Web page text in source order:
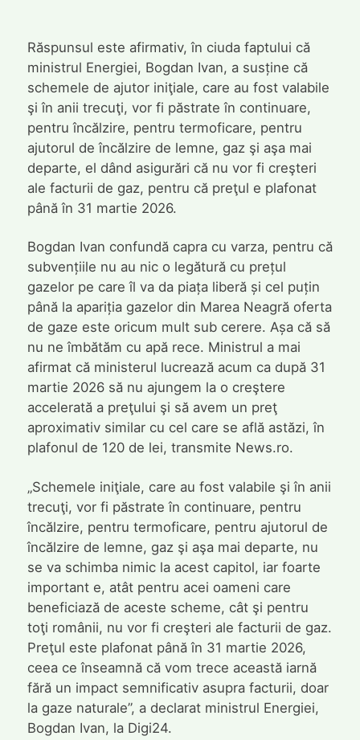
Răspunsul este afirmativ, în ciuda faptului că
ministrul Energiei, Bogdan Ivan, a susține că
schemele de ajutor iniţiale, care au fost valabile
şi în anii trecuţi, vor fi păstrate în continuare,
pentru încălzire, pentru termoficare, pentru
ajutorul de încălzire de lemne, gaz şi aşa mai
departe, el dând asigurări că nu vor fi creşteri
ale facturii de gaz, pentru că preţul e plafonat
până în 31 martie 2026.
Bogdan Ivan confundă capra cu varza, pentru că
subvențiile nu au nic o legătură cu prețul
gazelor pe care îl va da piața liberă și cel puțin
până la apariția gazelor din Marea Neagră oferta
de gaze este oricum mult sub cerere. Așa că să
nu ne îmbătăm cu apă rece. Ministrul a mai
afirmat că ministerul lucrează acum ca după 31
martie 2026 să nu ajungem la o creştere
accelerată a preţului şi să avem un preţ
aproximativ similar cu cel care se află astăzi, în
plafonul de 120 de lei, transmite News.ro.
„Schemele iniţiale, care au fost valabile şi în anii
trecuţi, vor fi păstrate în continuare, pentru
încălzire, pentru termoficare, pentru ajutorul de
încălzire de lemne, gaz şi aşa mai departe, nu
se va schimba nimic la acest capitol, iar foarte
important e, atât pentru acei oameni care
beneficiază de aceste scheme, cât şi pentru
toţi românii, nu vor fi creşteri ale facturii de gaz.
Preţul este plafonat până în 31 martie 2026,
ceea ce înseamnă că vom trece această iarnă
fără un impact semnificativ asupra facturii, doar
la gaze naturale”, a declarat ministrul Energiei,
Bogdan Ivan, la Digi24.